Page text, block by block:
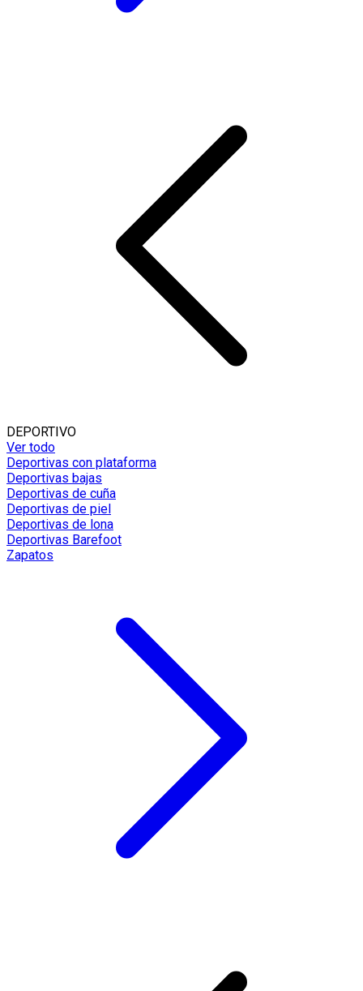
DEPORTIVO
Ver todo
Deportivas con plataforma
Deportivas bajas
Deportivas de cuña
Deportivas de piel
Deportivas de lona
Deportivas Barefoot
Zapatos